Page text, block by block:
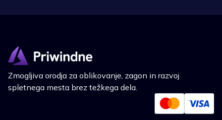
Zmogljiva orodja za oblikovanje, zagon in razvoj
spletnega mesta brez težkega dela.